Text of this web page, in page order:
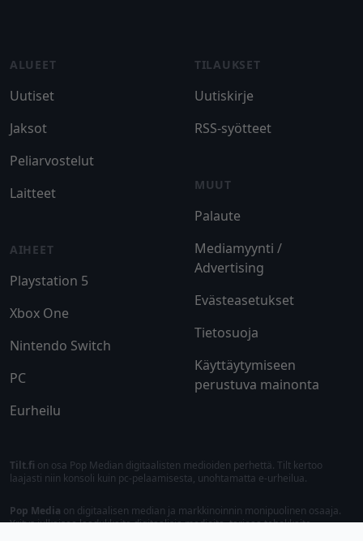
ALUEET
Uutiset
Jaksot
Peliarvostelut
Laitteet
AIHEET
Playstation 5
Xbox One
Nintendo Switch
PC
Eurheilu
TILAUKSET
Uutiskirje
RSS-syötteet
MUUT
Palaute
Mediamyynti /
Advertising
Evästeasetukset
Tietosuoja
Käyttäytymiseen
perustuva mainonta
Tilt.fi on osa Pop Median digitaalisten medioiden perhettä. Tilt kertoo
laajasti niin konsoli kuin pc-pelaamisesta, unohtamatta e-urheilua.
Pop Media on digitaalisen median ja markkinoinnin monipuolinen osaaja.
Yritys julkaisee laadukkaita digitaalisia medioita, tarjoaa tehokkaita